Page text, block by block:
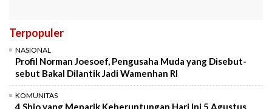
Terpopuler
NASIONAL
Profil Norman Joesoef, Pengusaha Muda yang Disebut-
sebut Bakal Dilantik Jadi Wamenhan RI
KOMUNITAS
4 Shio yang Menarik Keberuntungan Hari Ini 5 Agustus